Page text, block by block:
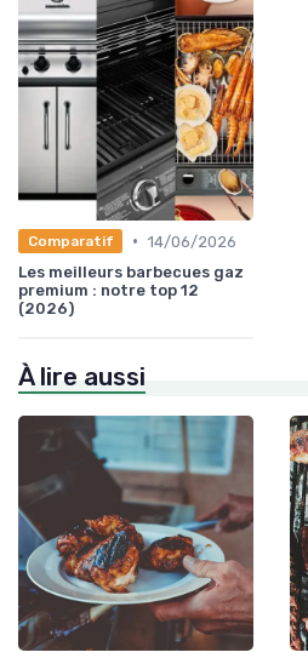
Comparatif • 14/06/2026
Les meilleurs barbecues gaz
premium : notre top 12
(2026)
À lire aussi